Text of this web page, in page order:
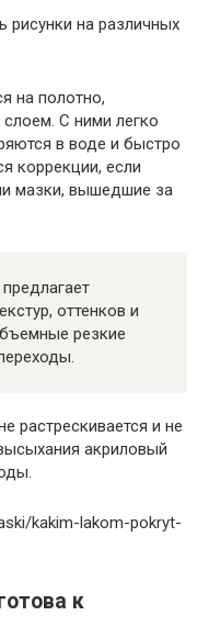
на различных
на полотно,
С ними легко
в воде и быстро
коррекции, если
мазки, вышедшие за
оттенков и
резкие
растрескивается и не
акриловый
kakim-lakom-pokryt-
к